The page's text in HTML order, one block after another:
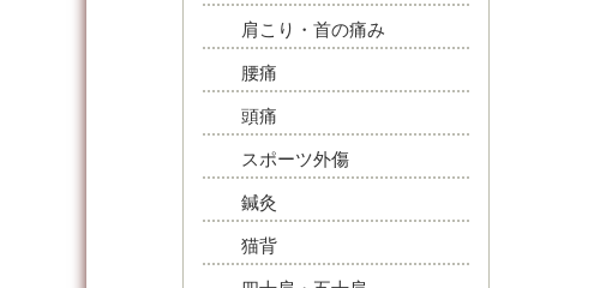
肩こり・首の痛み
腰痛
頭痛
スポーツ外傷
鍼灸
猫背